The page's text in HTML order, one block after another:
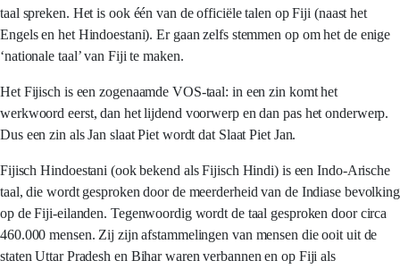
taal spreken. Het is ook één van de officiële talen op Fiji (naast het
Engels en het Hindoestani). Er gaan zelfs stemmen op om het de enige
‘nationale taal’ van Fiji te maken.
Het Fijisch is een zogenaamde VOS-taal: in een zin komt het
werkwoord eerst, dan het lijdend voorwerp en dan pas het onderwerp.
Dus een zin als Jan slaat Piet wordt dat Slaat Piet Jan.
Fijisch Hindoestani (ook bekend als Fijisch Hindi) is een Indo-Arische
taal, die wordt gesproken door de meerderheid van de Indiase bevolking
op de Fiji-eilanden. Tegenwoordig wordt de taal gesproken door circa
460.000 mensen. Zij zijn afstammelingen van mensen die ooit uit de
staten Uttar Pradesh en Bihar waren verbannen en op Fiji als